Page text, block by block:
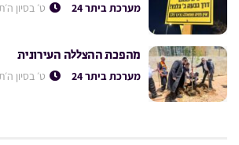
מערכת ביתר 24 ט׳ בסיון
מהפכת ההצללה העירונית
מערכת ביתר 24 ט׳ בסיון